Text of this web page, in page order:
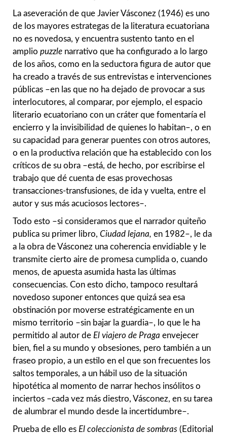
La aseveración de que Javier Vásconez (1946) es uno
de los mayores estrategas de la literatura ecuatoriana
no es novedosa, y encuentra sustento tanto en el
amplio puzzle narrativo que ha configurado a lo largo
de los años, como en la seductora figura de autor que
ha creado a través de sus entrevistas e intervenciones
públicas –en las que no ha dejado de provocar a sus
interlocutores, al comparar, por ejemplo, el espacio
literario ecuatoriano con un cráter que fomentaría el
encierro y la invisibilidad de quienes lo habitan–, o en
su capacidad para generar puentes con otros autores,
o en la productiva relación que ha establecido con los
críticos de su obra –está, de hecho, por escribirse el
trabajo que dé cuenta de esas provechosas
transacciones-transfusiones, de ida y vuelta, entre el
autor y sus más acuciosos lectores–.
Todo esto –si consideramos que el narrador quiteño
publica su primer libro, Ciudad lejana, en 1982–, le da
a la obra de Vásconez una coherencia envidiable y le
transmite cierto aire de promesa cumplida o, cuando
menos, de apuesta asumida hasta las últimas
consecuencias. Con esto dicho, tampoco resultará
novedoso suponer entonces que quizá sea esa
obstinación por moverse estratégicamente en un
mismo territorio –sin bajar la guardia–, lo que le ha
permitido al autor de El viajero de Praga envejecer
bien, fiel a su mundo y obsesiones, pero también a un
fraseo propio, a un estilo en el que son frecuentes los
saltos temporales, a un hábil uso de la situación
hipotética al momento de narrar hechos insólitos o
inciertos –cada vez más diestro, Vásconez, en su tarea
de alumbrar el mundo desde la incertidumbre–.
Prueba de ello es El coleccionista de sombras (Editorial